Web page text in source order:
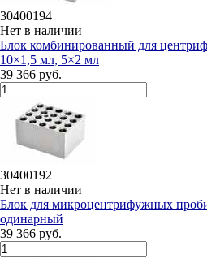
30400194
Нет в наличии
Блок комбинированный для
10×1,5 мл, 5×2 мл
39 366 руб.
30400192
Нет в наличии
Блок для микроцентрифужных
одинарный
39 366 руб.